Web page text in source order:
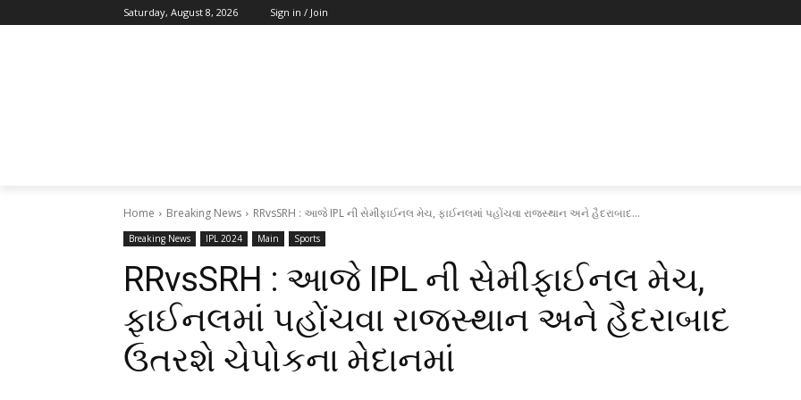
Saturday, August 8, 2026 Sign in / Join
Home Breaking News RRvsSRH : આજે IPL ની સેમીફાઈનલ મેચ, ફાઈનલમાં પહોંચવા રાજસ્થાન અને હૈદરાબાદ...
Breaking News IPL 2024 Main Sports
RRvsSRH : આજે IPL ની સેમીફાઈનલ મેચ,
ફાઈનલમાં પહોંચવા રાજસ્થાન અને હૈદરાબાદ
ઉતરશે ચેપોકના મેદાનમાં